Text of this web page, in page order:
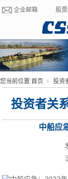
企业邮箱 股
您当前位置:首页 投资
投资者关
中船应